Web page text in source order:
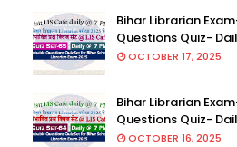
Bihar Librarian
Questions Quiz-
OCTOBER 17, 2025
Bihar Librarian
Questions Quiz-
OCTOBER 16, 2025